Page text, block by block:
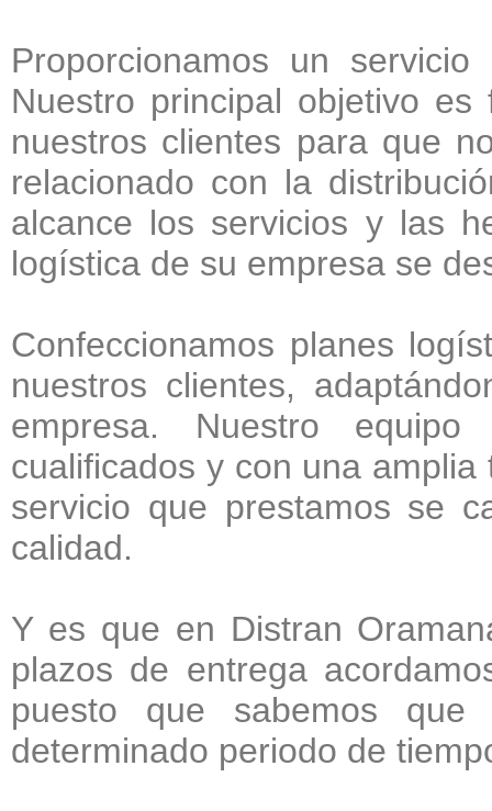
Proporcionamos un
Nuestro principal objetivo
nuestros clientes para que
relacionado con la
alcance los servicios y las
logística de su empresa se
Confeccionamos planes
nuestros clientes,
empresa. Nuestro
cualificados y con una
servicio que prestamos se
calidad.
Y es que en Distran
plazos de entrega
puesto que sabemos
determinado periodo de